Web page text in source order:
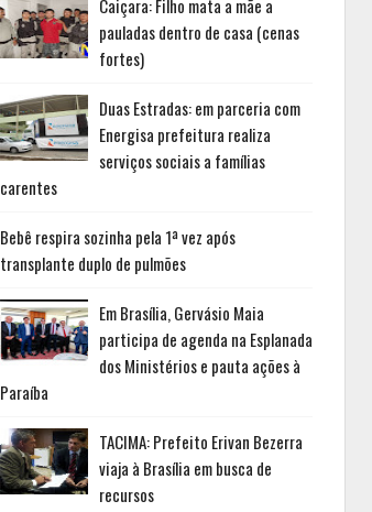
Caiçara: Filho mata a mãe a
pauladas dentro de casa (cenas
fortes)
Duas Estradas: em parceria com
Energisa prefeitura realiza
serviços sociais a famílias
carentes
Bebê respira sozinha pela 1ª vez após
transplante duplo de pulmões
Em Brasília, Gervásio Maia
participa de agenda na Esplanada
dos Ministérios e pauta ações à
Paraíba
TACIMA: Prefeito Erivan Bezerra
viaja à Brasília em busca de
recursos